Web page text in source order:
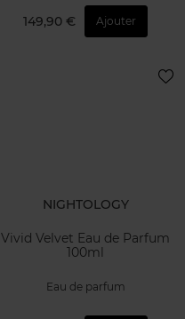
149,90 € Ajouter
NIGHTOLOGY
Vivid Velvet Eau de Parfum
100ml
Eau de parfum